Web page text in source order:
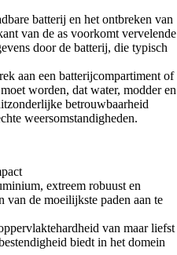
batterij en het ontbreken van
van de as voorkomt vervelende
door de batterij, die typisch
aan een batterijcompartiment of
worden, dat water, modder en
betrouwbaarheid
weersomstandigheden.
extreem robuust en
de moeilijkste paden aan te
van maar liefst
biedt in het domein